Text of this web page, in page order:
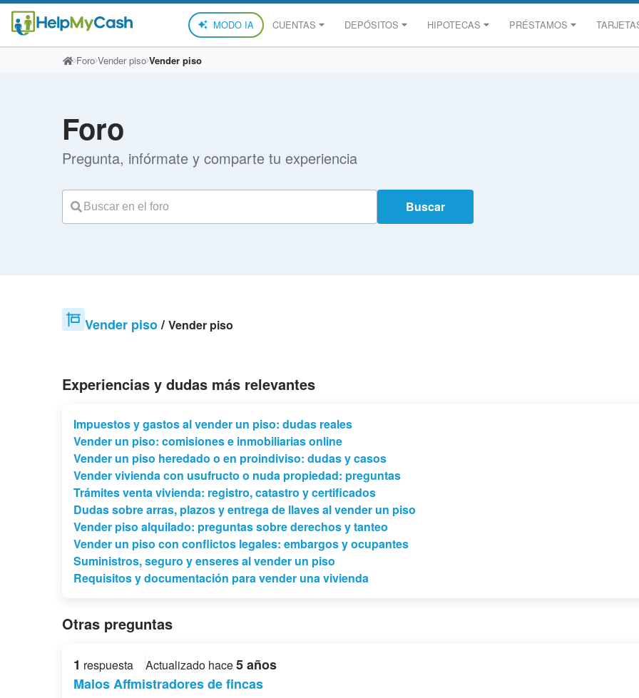
MODO IA CUENTAS DEPÓSITOS HIPOTECAS PRÉSTAMOS
Foro Vender piso Vender piso
Foro
Pregunta, infórmate y comparte tu experiencia
Buscar
Vender piso/ Vender piso
Experiencias y dudas más relevantes
Impuestos y gastos al vender un piso: dudas reales
Vender un piso: comisiones e inmobiliarias online
Vender un piso heredado o en proindiviso: dudas y casos
Vender vivienda con usufructo o nuda propiedad: preguntas
Trámites venta vivienda: registro, catastro y certificados
Dudas sobre arras, plazos y entrega de llaves al vender un piso
Vender piso alquilado: preguntas sobre derechos y tanteo
Vender un piso con conflictos legales: embargos y ocupantes
Suministros, seguro y enseres al vender un piso
Requisitos y documentación para vender una vivienda
Otras preguntas
1 respuesta Actualizado hace5 años
Malos Affmistradores de fincas